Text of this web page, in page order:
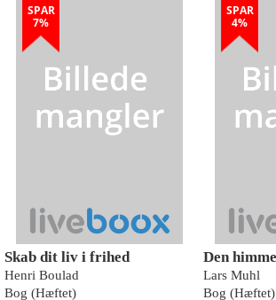
SPAR
7%
Skab dit liv i frihed
Henri Boulad
Bog (Hæftet)
SPAR
4%
Lars Muhl
Bog (Hæftet)